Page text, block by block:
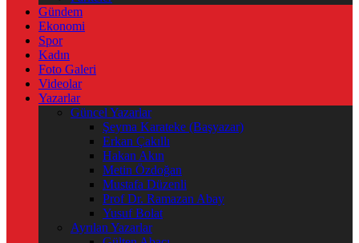
Gündem
Ekonomi
Spor
Kadın
Foto Galeri
Videolar
Yazarlar
Güncel Yazarlar
Şeyma Karateke (Başyazar)
Erkan Çakıllı
Hakan Akın
Metin Özdoğan
Mustafa Düzenli
Prof Dr. Ramazan Abay
Yusuf Bolat
Ayrılan Yazarlar